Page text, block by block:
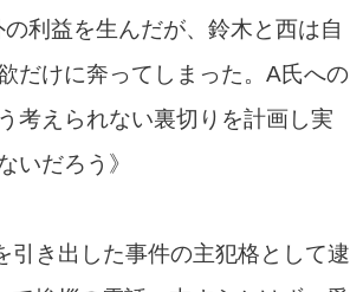
利益を生んだが、鈴木と西は自
だけに奔ってしまった。A氏への
考えられない裏切りを計画し実
いだろう》
引き出した事件の主犯格として逮